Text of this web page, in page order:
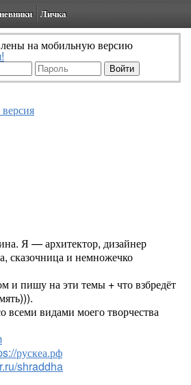
Личка
на мобильную версию
Я — архитектор, дизайнер
сказочница и немножечко
и пишу на эти темы + что взбредёт
всеми видами моего творчества
рускеа.рф
shraddha